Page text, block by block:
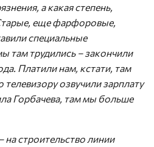
а какая степень,
еще фарфоровые,
специальные
там трудились – закончили
Платили нам, кстати, там
озвучили зарплату
Горбачева, там мы больше
на строительство линии